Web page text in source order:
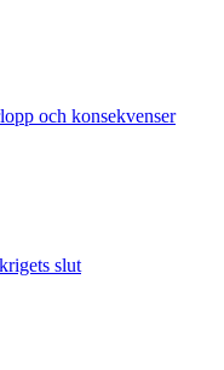
och konsekvenser
slut